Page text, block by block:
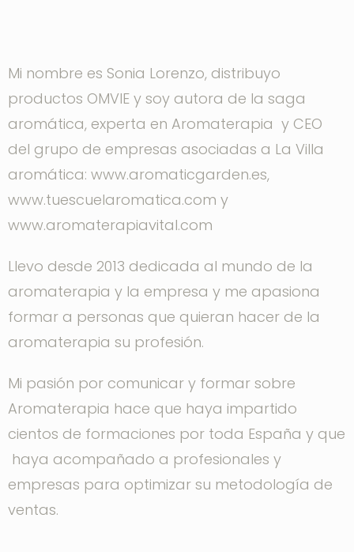
Mi nombre es Sonia Lorenzo, distribuyo
productos OMVIE y soy autora de la saga
aromática, experta en Aromaterapia y CEO
del grupo de empresas asociadas a La Villa
aromática: www.aromaticgarden.es,
www.tuescuelaromatica.com y
www.aromaterapiavital.com
Llevo desde 2013 dedicada al mundo de la
aromaterapia y la empresa y me apasiona
formar a personas que quieran hacer de la
aromaterapia su profesión.
Mi pasión por comunicar y formar sobre
Aromaterapia hace que haya impartido
cientos de formaciones por toda España y que
haya acompañado a profesionales y
empresas para optimizar su metodología de
ventas.